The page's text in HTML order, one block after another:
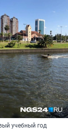
учебный год